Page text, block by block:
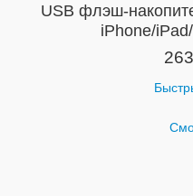
USB флэш-
iPhone/